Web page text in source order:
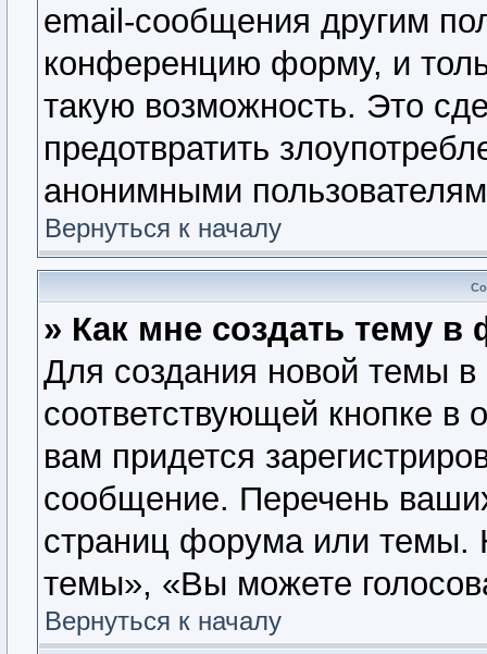
email-сообщения другим
конференцию форму, и
такую возможность. Это
предотвратить
анонимными
Вернуться к началу
» Как мне создать тему в
Для создания новой темы
соответствующей кнопке
вам придется
сообщение. Перечень
страниц форума или темы.
темы», «Вы можете
Вернуться к началу